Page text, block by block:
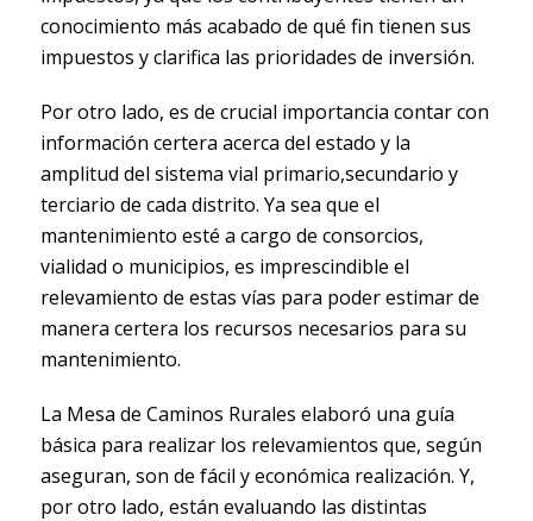
conocimiento más acabado de qué fin tienen sus
impuestos y clarifica las prioridades de inversión.
Por otro lado, es de crucial importancia contar con
información certera acerca del estado y la
amplitud del sistema vial primario,secundario y
terciario de cada distrito. Ya sea que el
mantenimiento esté a cargo de consorcios,
vialidad o municipios, es imprescindible el
relevamiento de estas vías para poder estimar de
manera certera los recursos necesarios para su
mantenimiento.
La Mesa de Caminos Rurales elaboró una guía
básica para realizar los relevamientos que, según
aseguran, son de fácil y económica realización. Y,
por otro lado, están evaluando las distintas